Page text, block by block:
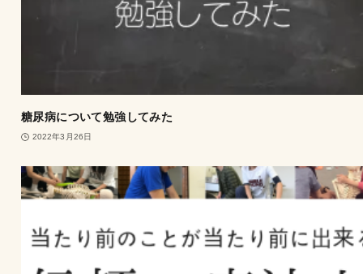
糖尿病について勉強してみた
2022年3月26日